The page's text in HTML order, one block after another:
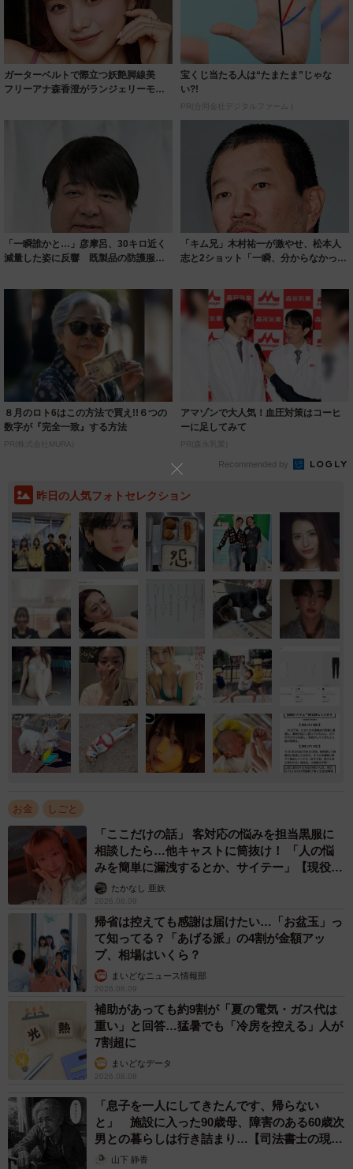
ガーターベルトで際立つ妖艶脚線美
フリーアナ森香澄がランジェリーモデ
宝くじ当たる人は“たまたま”じゃな
い?!
PR(合同会社デジタルファーム )
「一瞬誰かと…」彦摩呂、30キロ近く
減量した姿に反響 既製品の防護服が
「キム兄」木村祐一が激やせ、松本人
志と2ショット「一瞬、分からなかった
８月のロト6はこの方法で買え!!６つの
数字が『完全一致』する方法
PR(株式会社MURA)
アマゾンで大人気！血圧対策はコーヒ
ーに足してみて
PR(森永乳業)
Recommended by
昨日の人気フォトセレクション
お金 しごと
「ここだけの話」 客対応の悩みを担当黒服に
相談したら…他キャストに筒抜け！ 「人の悩
みを簡単に漏洩するとか、サイテー」【現役キ
ャストに取材】
たかなし 亜妖
2026.08.09
帰省は控えても感謝は届けたい…「お盆玉」っ
て知ってる？「あげる派」の4割が金額アッ
プ、相場はいくら？
まいどなニュース情報部
2026.08.09
補助があっても約9割が「夏の電気・ガス代は
重い」と回答…猛暑でも「冷房を控える」人が
7割超に
まいどなデータ
2026.08.08
「息子を一人にしてきたんです、帰らない
と」 施設に入った90歳母、障害のある60歳次
男との暮らしは行き詰まり…【司法書士の現場
から】山下 静香